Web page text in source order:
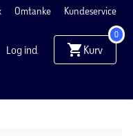
Omtanke Kundeservice
Log ind Kurv
0